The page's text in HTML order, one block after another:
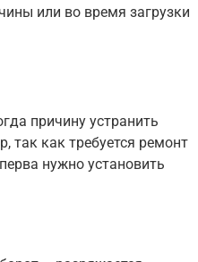
или во время загрузки
причину устранить
так как требуется ремонт
нужно установить